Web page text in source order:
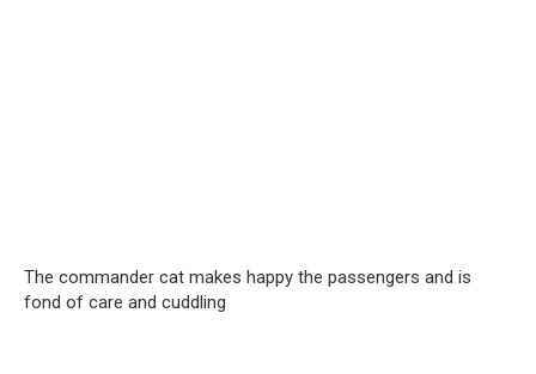
The commander cat makes happy the passengers and is
fond of care and cuddling